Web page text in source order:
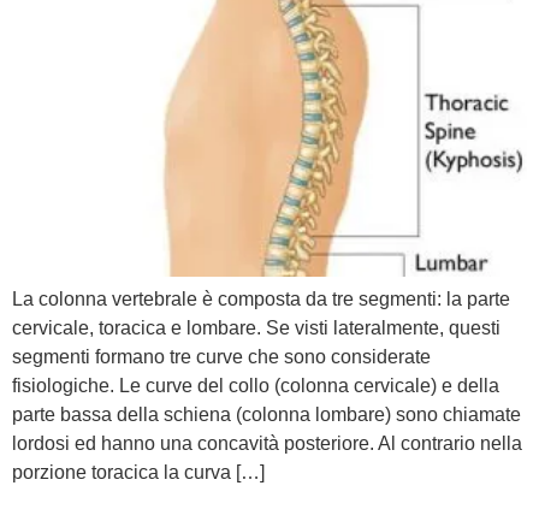
La colonna vertebrale è composta da tre segmenti: la parte
cervicale, toracica e lombare. Se visti lateralmente, questi
segmenti formano tre curve che sono considerate
fisiologiche. Le curve del collo (colonna cervicale) e della
parte bassa della schiena (colonna lombare) sono chiamate
lordosi ed hanno una concavità posteriore. Al contrario nella
porzione toracica la curva […]